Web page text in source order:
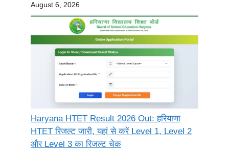
August 6, 2026
Haryana HTET Result 2026 Out: हरियाणा
HTET रिजल्ट जारी, यहां से करें Level 1, Level 2
और Level 3 का रिजल्ट चेक